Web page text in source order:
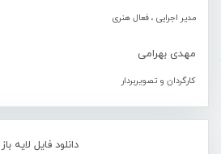
مدیر اجرایی ، فعال هنری
مهدی بهرامی
کارگردان و تصویربردار
دانلود فایل لایه باز